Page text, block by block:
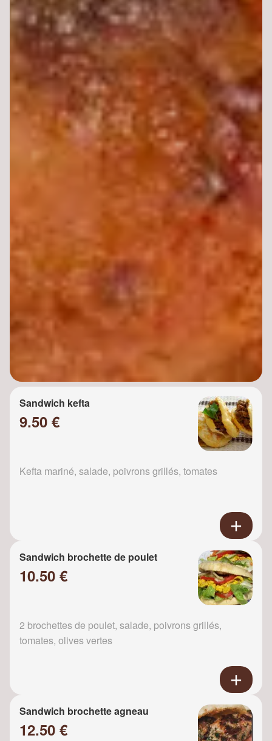
Sandwich kefta
9.50 €
Kefta mariné, salade, poivrons grillés, tomates
Sandwich brochette de poulet
10.50 €
2 brochettes de poulet, salade, poivrons grillés,
tomates, olives vertes
Sandwich brochette agneau
12.50 €